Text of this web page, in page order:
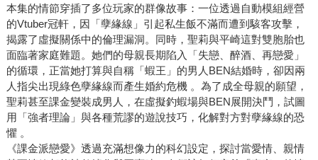
本集的情節穿插了多位玩家的群像故事：一位透過自動模組經營
的Vtuber冠軒，因「孽緣線」引起私生飯不滿而遭到駭客攻擊，
揭露了虛擬關係中的倫理漏洞。同時，聖莉與平崎這對雙胞胎也
面臨著家庭難題。她們的母親長期陷入「失戀、醉酒、再戀愛」
的循環，正當她打算與自稱「蝦王」的男人BEN結婚時，卻因兩
人指尖出現綠色孽緣線而產生婚約危機 。為了成全母親的願望，
聖莉甚至課金變裝成男人，在虛擬釣蝦場與BEN展開決鬥，試圖
用「強者理論」與各種荒謬的遊說技巧，化解對方對孽緣線的恐
懼 。
《課金派戀愛》透過充滿想像力的科幻設定，探討當愛情、親情